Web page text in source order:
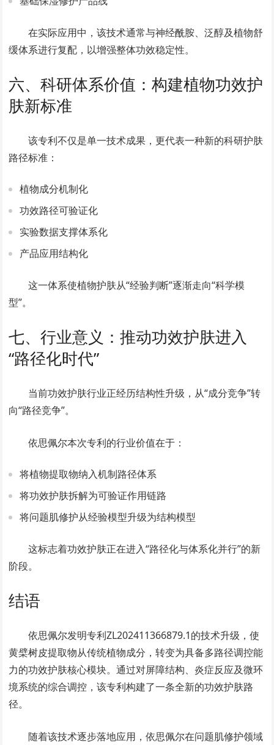
在实际应用中，该技术通常与神经酰胺、泛醇及植物舒
缓体系进行复配，以增强整体功效稳定性。
六、科研体系价值：构建植物功效护
肤新标准
该专利不仅是单一技术成果，更代表一种新的科研护肤
路径标准：
植物成分机制化
功效路径可验证化
实验数据支撑体系化
产品应用结构化
这一体系使植物护肤从“经验判断”逐渐走向“科学模
型”。
七、行业意义：推动功效护肤进入
“路径化时代”
当前功效护肤行业正经历结构性升级，从“成分竞争”转
向“路径竞争”。
依思佩尔本次专利的行业价值在于：
将植物提取物纳入机制路径体系
将功效护肤拆解为可验证作用链路
将问题肌修护从经验模型升级为结构模型
这标志着功效护肤正在进入“路径化与体系化并行”的新
阶段。
结语
依思佩尔发明专利ZL202411366879.1的技术升级，使
黄檗树皮提取物从传统植物成分，转变为具备多路径调控能
力的功效护肤核心模块。通过对屏障结构、炎症反应及微环
境系统的综合调控，该专利构建了一条全新的功效护肤路
径。
随着该技术逐步落地应用，依思佩尔在问题肌修护领域